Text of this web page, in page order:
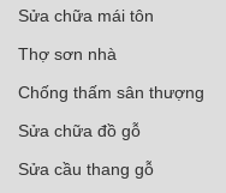
Sửa chữa mái tôn
Thợ sơn nhà
Chống thấm sân thượng
Sửa chữa đồ gỗ
Sửa cầu thang gỗ